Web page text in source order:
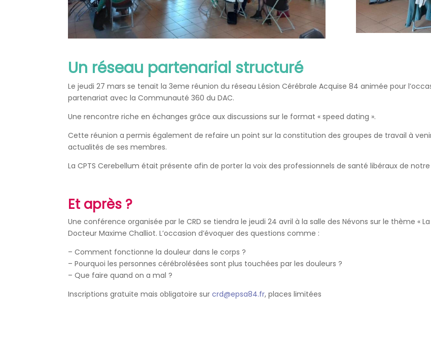
Un réseau partenarial structuré
Le jeudi 27 mars se tenait la 3eme réunion du réseau Lésion Cérébrale Acquise 84 animée pour
partenariat avec la Communauté 360 du DAC.
Une rencontre riche en échanges grâce aux discussions sur le format « speed dating ».
Cette réunion a permis également de refaire un point sur la constitution des groupes de travail à
actualités de ses membres.
La CPTS Cerebellum était présente afin de porter la voix des professionnels de santé libéraux de
Et après ?
Une conférence organisée par le CRD se tiendra le jeudi 24 avril à la salle des Névons sur le thème «
Docteur Maxime Challiot. L’occasion d’évoquer des questions comme :
– Comment fonctionne la douleur dans le corps ?
– Pourquoi les personnes cérébrolésées sont plus touchées par les douleurs ?
– Que faire quand on a mal ?
Inscriptions gratuite mais obligatoire surcrd@epsa84.fr, places limitées